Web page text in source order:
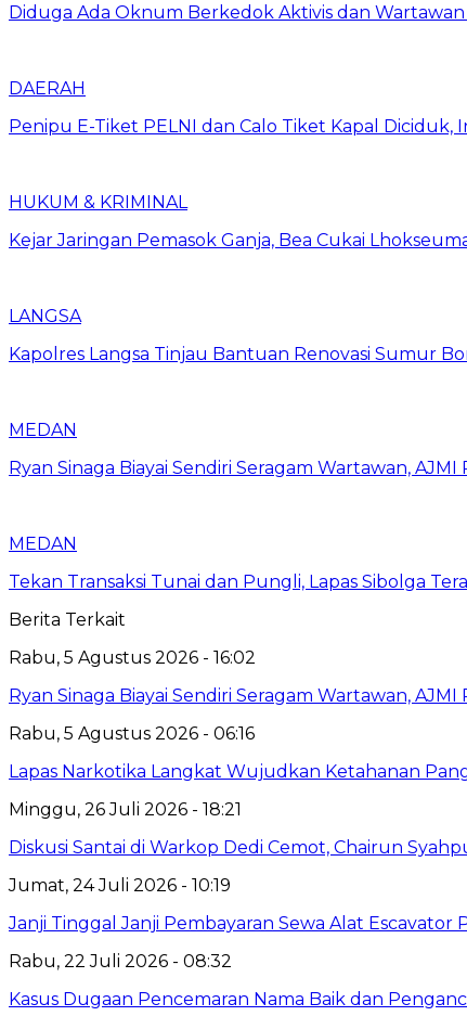
Diduga Ada Oknum Berkedok Aktivis dan
DAERAH
Penipu E-Tiket PELNI dan Calo Tiket Kapal Diciduk,
HUKUM & KRIMINAL
Kejar Jaringan Pemasok Ganja, Bea Cukai
LANGSA
Kapolres Langsa Tinjau Bantuan Renovasi Sumur
MEDAN
Ryan Sinaga Biayai Sendiri Seragam Wartawan,
MEDAN
Tekan Transaksi Tunai dan Pungli, Lapas Sibolga
Berita Terkait
Rabu, 5 Agustus 2026 - 16:02
Ryan Sinaga Biayai Sendiri Seragam Wartawan,
Rabu, 5 Agustus 2026 - 06:16
Lapas Narkotika Langkat Wujudkan Ketahanan
Minggu, 26 Juli 2026 - 18:21
Diskusi Santai di Warkop Dedi Cemot, Chairun
Jumat, 24 Juli 2026 - 10:19
Janji Tinggal Janji Pembayaran Sewa Alat Escavator
Rabu, 22 Juli 2026 - 08:32
Kasus Dugaan Pencemaran Nama Baik dan